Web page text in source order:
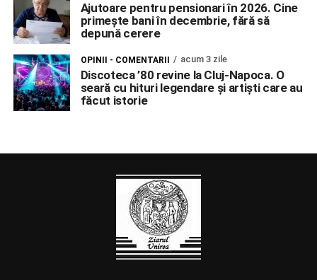
Ajutoare pentru pensionari în 2026. Cine
primește bani în decembrie, fără să
depună cerere
OPINII - COMENTARII acum 3 zile
Discoteca ’80 revine la Cluj-Napoca. O
seară cu hituri legendare și artiști care au
făcut istorie